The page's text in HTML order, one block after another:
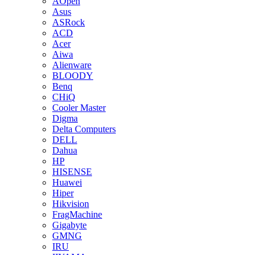
Asus
ASRock
ACD
Acer
Aiwa
Alienware
BLOODY
Benq
CHiQ
Cooler Master
Digma
Delta Computers
DELL
Dahua
HP
HISENSE
Huawei
Hiper
Hikvision
FragMachine
Gigabyte
GMNG
IRU